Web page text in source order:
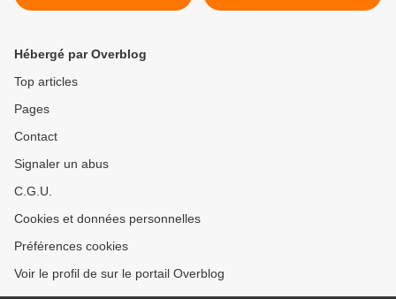
de primalité d'un nombre
permet d'afficher ce triangle
Hébergé par Overblog
Top articles
Pages
Contact
Signaler un abus
C.G.U.
Cookies et données personnelles
Préférences cookies
Voir le profil de sur le portail Overblog